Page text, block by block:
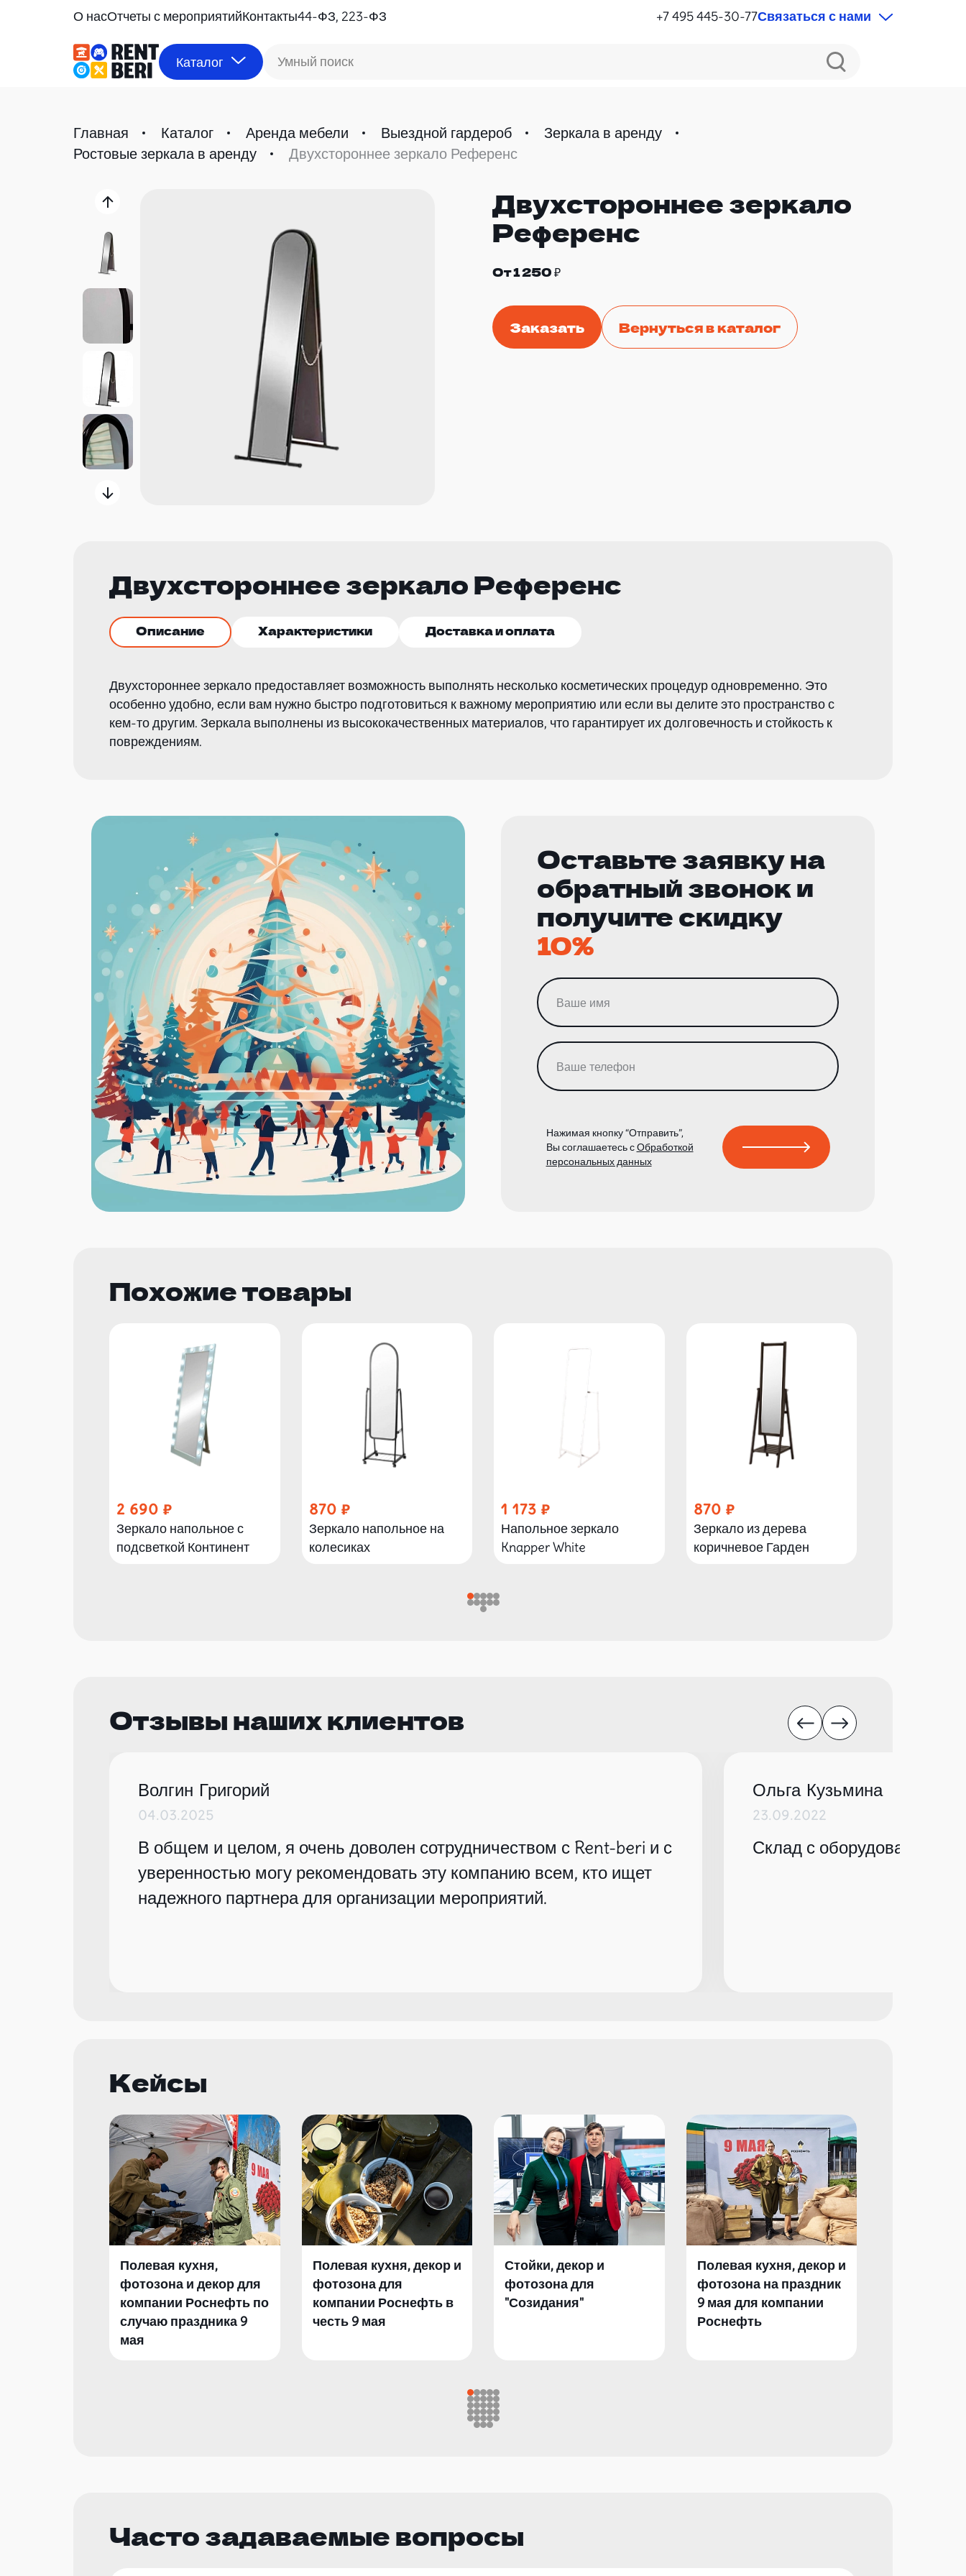
О насОтчеты с мероприятийКонтакты44-ФЗ, 223-ФЗ +7 495 445-30-77Связаться с нами
Каталог Умный поиск
Главная Каталог Аренда мебели Выездной гардероб
Зеркала в аренду
Ростовые зеркала в аренду
Двухстороннее зеркало Референс
Двухстороннее зеркало
Референс
От 1 250 ₽
Заказать Вернуться в каталог
Двухстороннее зеркало Референс
Описание Характеристики Доставка и оплата
Двухстороннее зеркало предоставляет возможность выполнять несколько косметических процедур одновременно. Это
особенно удобно, если вам нужно быстро подготовиться к важному мероприятию или если вы делите это пространство с
кем-то другим. Зеркала выполнены из высококачественных материалов, что гарантирует их долговечность и стойкость к
повреждениям.
Оставьте заявку на
обратный звонок и
получите скидку
10%
Нажимая кнопку “Отправить”,
Вы соглашаетесь сОбработкой
персональных данных
Похожие товары
2 690
Зеркало напольное с
подсветкой Континент
870
Зеркало напольное на
колесиках
1 173
Напольное зеркало
Knapper White
870
Зеркало из дерева
коричневое Гарден
Отзывы наших клиентов
Волгин Григорий
04.03.2025
В общем и целом, я очень доволен сотрудничеством с Rent-beri и с
уверенностью могу рекомендовать эту компанию всем, кто ищет
надежного партнера для организации мероприятий.
Ольга Кузьмина
23.09.2022
Склад с оборудованием
Кейсы
Полевая кухня,
фотозона и декор для
компании Роснефть по
случаю праздника 9
мая
Полевая кухня, декор и
фотозона для
компании Роснефть в
честь 9 мая
Стойки, декор и
фотозона для
"Созидания"
Полевая кухня, декор и
фотозона на праздник
9 мая для компании
Роснефть
Часто задаваемые вопросы